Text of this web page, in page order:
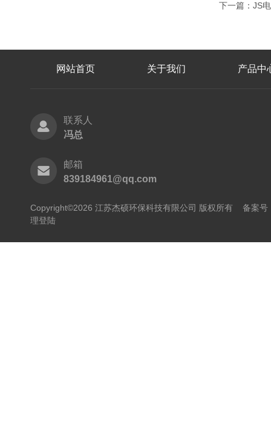
下一篇： JS
网站首页 关于我们 产品中
联系人
冯总
邮箱
839184961@qq.com
Copyright©2026 江苏杰硕环保科技有限公司 版权所有 备案号
理登陆